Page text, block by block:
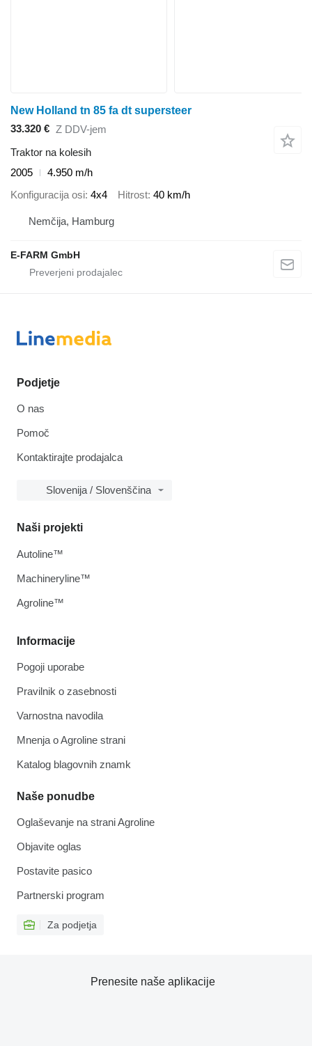
New Holland tn 85 fa dt supersteer
33.320 € Z DDV-jem
Traktor na kolesih
2005
4.950 m/h
Konfiguracija osi 4x4 Hitrost 40 km/h
Nemčija, Hamburg
E-FARM GmbH
Podjetje
O nas
Pomoč
Kontaktirajte prodajalca
Slovenija / Slovenščina
Informacije
Pogoji uporabe
Pravilnik o zasebnosti
Varnostna navodila
Mnenja o Agroline strani
Katalog blagovnih znamk
Naše ponudbe
Oglaševanje na strani Agroline
Objavite oglas
Postavite pasico
Partnerski program
Za podjetja
Naši projekti
Autoline™
Machineryline™
Agroline™
Prenesite naše aplikacije